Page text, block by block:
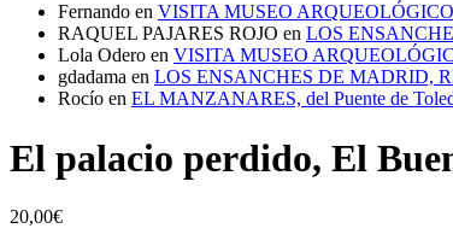
Fernando en VISITA MUSEO
RAQUEL PAJARES ROJO en LOS
Lola Odero en VISITA MUSEO
gdadama en LOS ENSANCHES DE MADRID,
Rocío en EL MANZANARES, del Puente de
El palacio perdido, El
20,00€